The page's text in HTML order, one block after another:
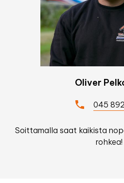
Oliver
045
Soittamalla saat kaikista
rohkea!